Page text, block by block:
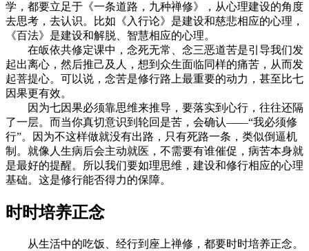
学，都要立足于《一条道路，九种禅修》，从心理建设的角度
去思考，去认识。比如《入行论》是建设和慈悲相应的心理，
《百法》是建设和解脱、智慧相应的心理。
在皈依共修定课中，念死无常、念三恶道苦是引导我们发
起出离心，然后推己及人，想到众生面临同样的痛苦，从而发
起菩提心。可以说，念苦是修行路上最重要的动力，甚至比七
因果更有效。
因为七因果必须靠思维来推导，要落实到心行，往往还隔
了一层。而当你真切意识到轮回是苦，会确认——“我必须修
行”。因为不这样做就没有出路，只有死路一条，类似倒逼机
制。就像人生病后会主动就医，不需要有谁催促，病苦本身就
是最好的提醒。所以我们要如理思维，建设和修行相应的心理
基础。这是修行能否得力的保障。
时时培养正念
从生活中的吃饭、经行到座上禅修，都要时时培养正念。